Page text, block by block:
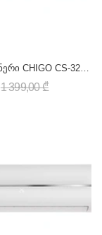
1 399,00 ₾